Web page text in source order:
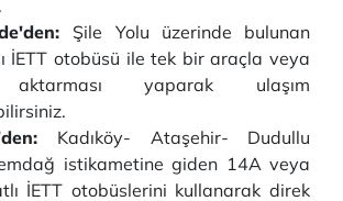
Şile Yolu üzerinde bulunan
İETT otobüsü ile tek bir araçla veya
yaparak ulaşım
Kadıköy- Ataşehir- Dudullu
istikametine giden 14A veya
İETT otobüslerini kullanarak direk